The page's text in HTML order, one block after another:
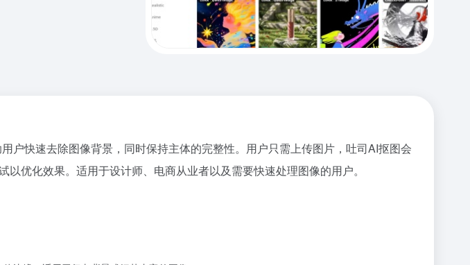
户快速去除图像背景，同时保持主体的完整性。用户只需上传图片，吐司AI抠图会
优化效果。适用于设计师、电商从业者以及需要快速处理图像的用户。